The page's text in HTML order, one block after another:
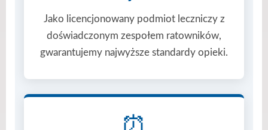
Jako licencjonowany podmiot leczniczy z
doświadczonym zespołem ratowników,
gwarantujemy najwyższe standardy opieki.